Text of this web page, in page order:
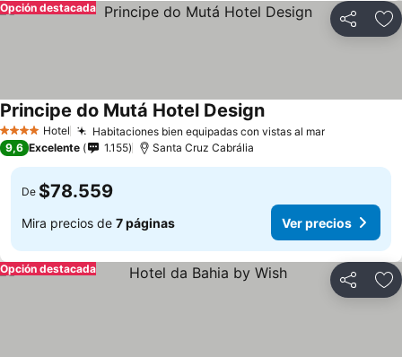
Compartir
Opción destacada
4 EstrellasHotel Habitaciones bien equipadas con vistas al mar
Principe do Mutá Hotel Design
9,6 Excelente 1.155 Santa Cruz Cabrália
De $78.559
Mira precios de 7 páginas Ver precios
Compartir
Opción destacada